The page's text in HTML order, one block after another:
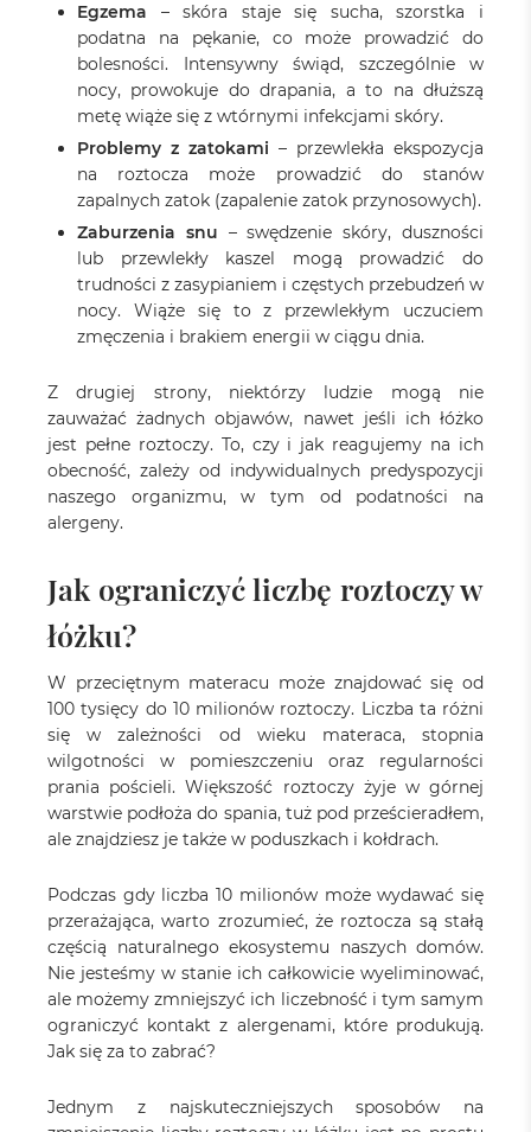
Egzema – skóra staje się sucha, szorstka i
podatna na pękanie, co może prowadzić do
bolesności. Intensywny świąd, szczególnie w
nocy, prowokuje do drapania, a to na dłuższą
metę wiąże się z wtórnymi infekcjami skóry.
Problemy z zatokami – przewlekła ekspozycja
na roztocza może prowadzić do stanów
zapalnych zatok (zapalenie zatok przynosowych).
Zaburzenia snu – swędzenie skóry, duszności
lub przewlekły kaszel mogą prowadzić do
trudności z zasypianiem i częstych przebudzeń w
nocy. Wiąże się to z przewlekłym uczuciem
zmęczenia i brakiem energii w ciągu dnia.
Z drugiej strony, niektórzy ludzie mogą nie
zauważać żadnych objawów, nawet jeśli ich łóżko
jest pełne roztoczy. To, czy i jak reagujemy na ich
obecność, zależy od indywidualnych predyspozycji
naszego organizmu, w tym od podatności na
alergeny.
Jak ograniczyć liczbę roztoczy w
łóżku?
W przeciętnym materacu może znajdować się od
100 tysięcy do 10 milionów roztoczy. Liczba ta różni
się w zależności od wieku materaca, stopnia
wilgotności w pomieszczeniu oraz regularności
prania pościeli. Większość roztoczy żyje w górnej
warstwie podłoża do spania, tuż pod prześcieradłem,
ale znajdziesz je także w poduszkach i kołdrach.
Podczas gdy liczba 10 milionów może wydawać się
przerażająca, warto zrozumieć, że roztocza są stałą
częścią naturalnego ekosystemu naszych domów.
Nie jesteśmy w stanie ich całkowicie wyeliminować,
ale możemy zmniejszyć ich liczebność i tym samym
ograniczyć kontakt z alergenami, które produkują.
Jak się za to zabrać?
Jednym z najskuteczniejszych sposobów na